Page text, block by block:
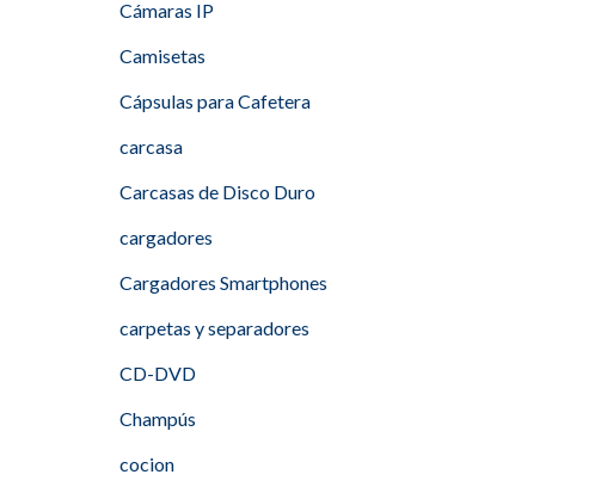
Cámaras IP
Camisetas
Cápsulas para Cafetera
carcasa
Carcasas de Disco Duro
cargadores
Cargadores Smartphones
carpetas y separadores
CD-DVD
Champús
cocion